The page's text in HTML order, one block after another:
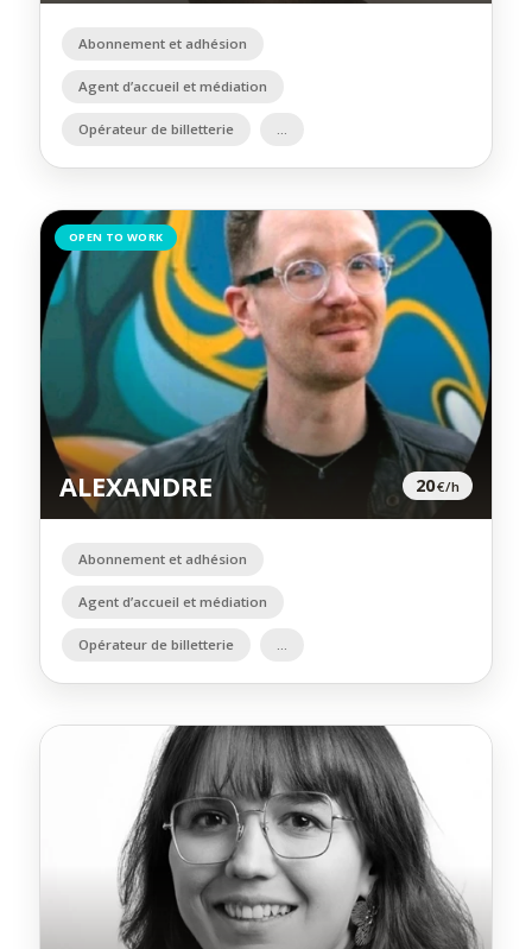
Abonnement et adhésion
Agent d’accueil et médiation
Opérateur de billetterie
OPEN TO WORK
ALEXANDRE 20€/h
Abonnement et adhésion
Agent d’accueil et médiation
Opérateur de billetterie